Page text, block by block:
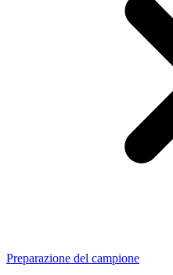
Preparazione del campione